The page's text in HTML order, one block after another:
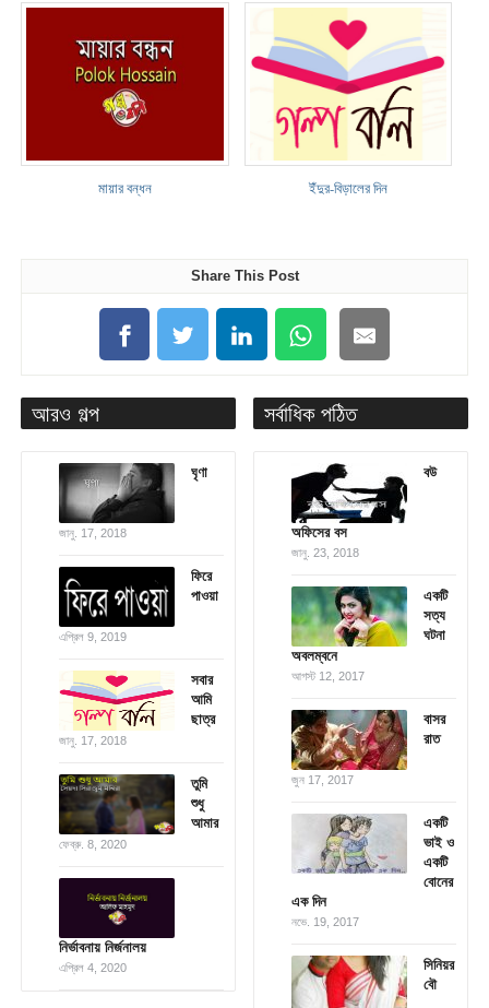
মায়ার বন্ধন ইঁদুর-বিড়ালের দিন
Share This Post
আরও গল্প
ঘৃণা
জানু. 17, 2018
ফিরে
পাওয়া
এপ্রিল 9, 2019
সবার
আমি
ছাত্র
জানু. 17, 2018
তুমি
শুধু
আমার
ফেব্রু. 8, 2020
নির্ভাবনায় নির্জনালয়
এপ্রিল 4, 2020
সর্বাধিক পঠিত
বউ
অফিসের বস
জানু. 23, 2018
একটি
সত্য
ঘটনা
অবলম্বনে
আগস্ট 12, 2017
বাসর
রাত
জুন 17, 2017
একটি
ভাই ও
একটি
বোনের
এক দিন
নভে. 19, 2017
সিনিয়র
বৌ